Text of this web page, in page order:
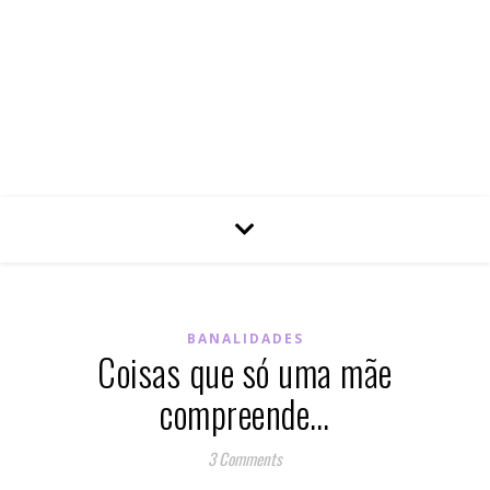
BANALIDADES
Coisas que só uma mãe
compreende…
3 Comments